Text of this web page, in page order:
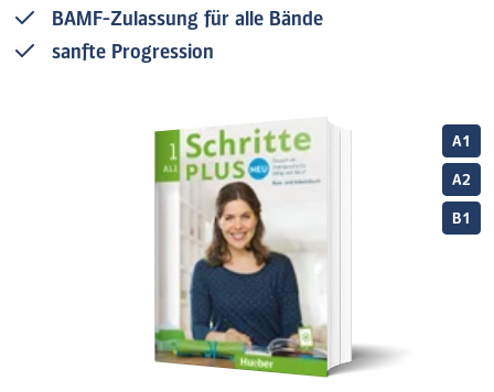
A1
A2
B1
BAMF-Zulassung für alle Bände
sanfte Progression